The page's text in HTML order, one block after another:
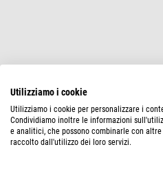
Utilizziamo i cookie
Utilizziamo i cookie per personalizzare i
Condividiamo inoltre le informazioni
e analitici, che possono combinarle con
raccolto dall'utilizzo dei loro servizi.